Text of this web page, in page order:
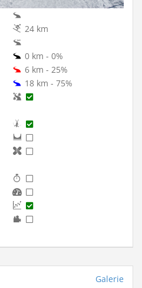
24 km
0 km - 0%
6 km - 25%
18 km - 75%
Galerie